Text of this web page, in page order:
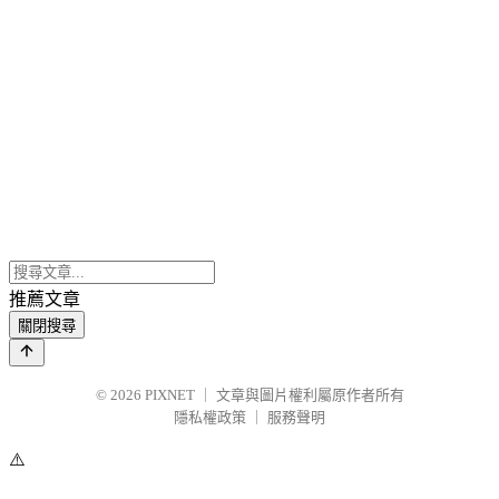
推薦文章
關閉搜尋
© 2026 PIXNET
文章與圖片權利屬原作者所有
隱私權政策
服務聲明
⚠️